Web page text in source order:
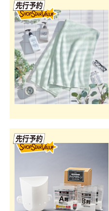
ＥＡ、ヤシ脂肪酸Ｋ、ラウ
タン、フェノ キシエタノ
セリン、ヒマワリ種子油、
ａ、ピロ亜硫酸Ｎａ 、ラベ
油、オレンジ果皮油、ヒノ
イ油、ポリクオタニウム−
ニサルビア油、ショウガ根
グラス葉油、ダマスクバラ
油、シロキクラゲ多糖体、
−７、水酸化Ｋ、フランス
ルコン酸、ジチアオクタン
アチレンシス果実エキス、
ン根エキス、タモギタケエ
果 実エキス、カロチン、Ｅ
ロール、コメヌカ油、クエ
【使用上の注意事項】
・お肌に異常が生じていな